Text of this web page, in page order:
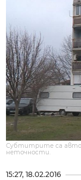
Субтитрите са
неточности.
15:27, 18.02.2016